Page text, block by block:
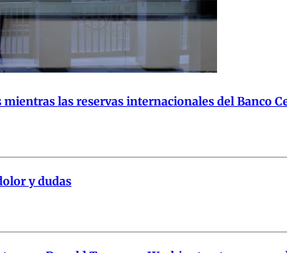
mientras las reservas internacionales del Banco
y dudas